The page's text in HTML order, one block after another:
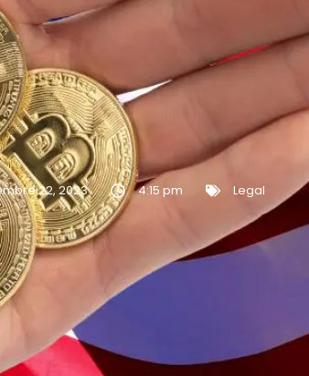
22, 2023 4:15 pm Legal